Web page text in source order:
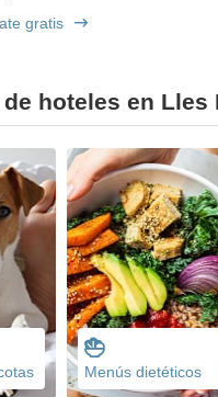
gratis
hoteles en
Menús dietéticos